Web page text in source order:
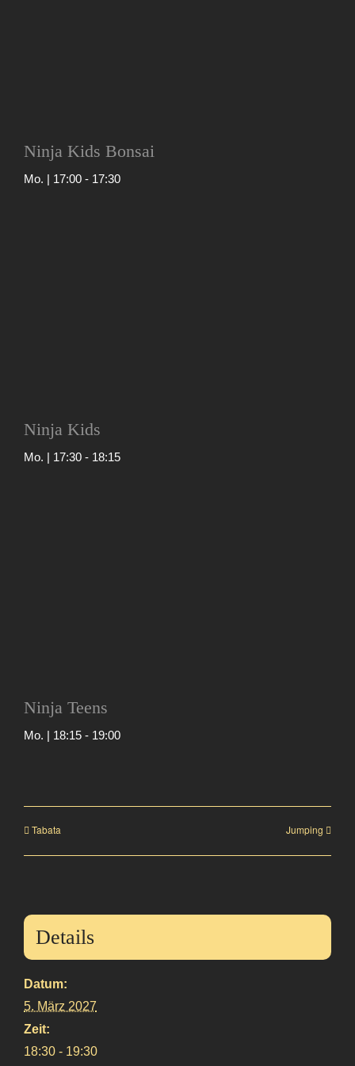
Ninja Kids Bonsai
Mo. | 17:00 - 17:30
Ninja Kids
Mo. | 17:30 - 18:15
Ninja Teens
Mo. | 18:15 - 19:00
Tabata Jumping
Details
Datum:
5. März 2027
Zeit:
18:30 - 19:30